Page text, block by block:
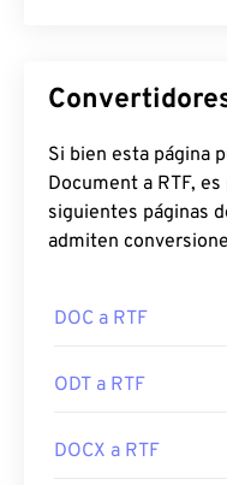
Si bien esta página
Document a RTF, es posible que desees visitar las
siguientes páginas
admiten
DOC a RTF
ODT a RTF
DOCX a RTF